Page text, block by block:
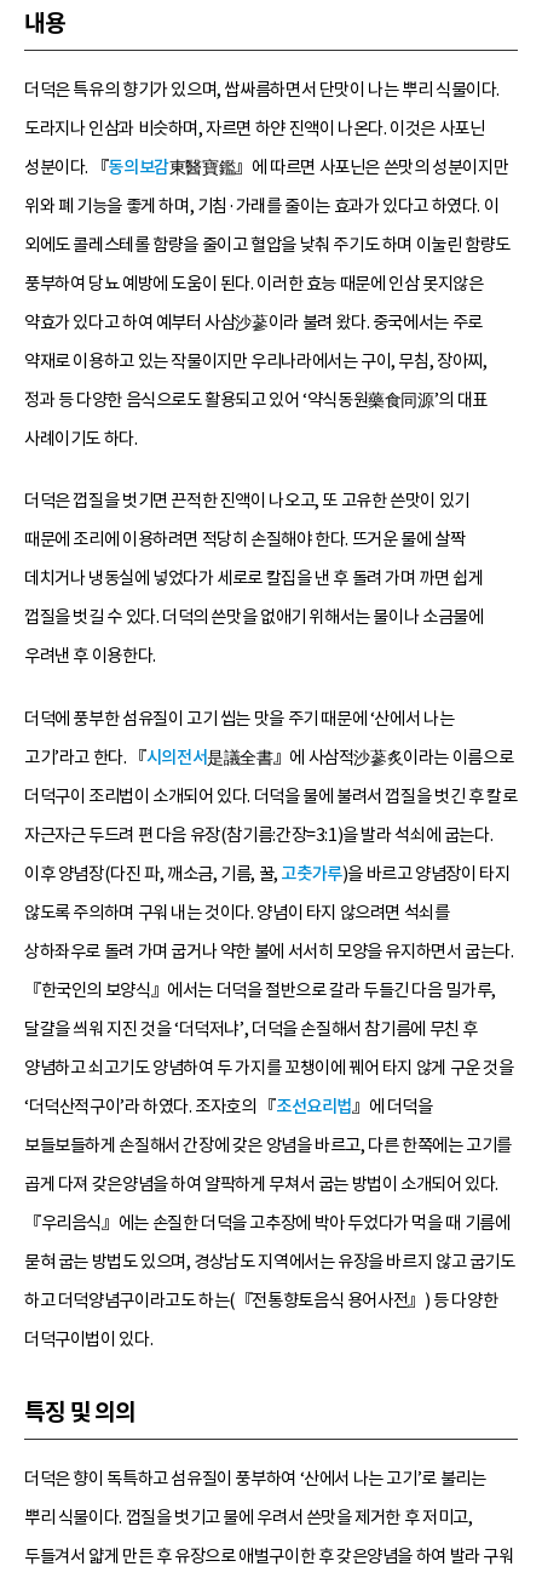
내용
더덕은 특유의 향기가 있으며, 쌉싸름하면서 단맛이 나는 뿌리 식물이다.
도라지나 인삼과 비슷하며, 자르면 하얀 진액이 나온다. 이것은 사포닌
성분이다. 『동의보감東醫寶鑑』에 따르면 사포닌은 쓴맛의 성분이지만
위와 폐 기능을 좋게 하며, 기침·가래를 줄이는 효과가 있다고 하였다. 이
외에도 콜레스테롤 함량을 줄이고 혈압을 낮춰 주기도 하며 이눌린 함량도
풍부하여 당뇨 예방에 도움이 된다. 이러한 효능 때문에 인삼 못지않은
약효가 있다고 하여 예부터 사삼沙蔘이라 불려 왔다. 중국에서는 주로
약재로 이용하고 있는 작물이지만 우리나라에서는 구이, 무침, 장아찌,
정과 등 다양한 음식으로도 활용되고 있어 ‘약식동원藥食同源’의 대표
사례이기도 하다.
더덕은 껍질을 벗기면 끈적한 진액이 나오고, 또 고유한 쓴맛이 있기
때문에 조리에 이용하려면 적당히 손질해야 한다. 뜨거운 물에 살짝
데치거나 냉동실에 넣었다가 세로로 칼집을 낸 후 돌려 가며 까면 쉽게
껍질을 벗길 수 있다. 더덕의 쓴맛을 없애기 위해서는 물이나 소금물에
우려낸 후 이용한다.
더덕에 풍부한 섬유질이 고기 씹는 맛을 주기 때문에 ‘산에서 나는
고기’라고 한다. 『시의전서是議全書』에 사삼적沙蔘炙이라는 이름으로
더덕구이 조리법이 소개되어 있다. 더덕을 물에 불려서 껍질을 벗긴 후 칼로
자근자근 두드려 편 다음 유장(참기름:간장=3:1)을 발라 석쇠에 굽는다.
이후 양념장(다진 파, 깨소금, 기름, 꿀, 고춧가루)을 바르고 양념장이 타지
않도록 주의하며 구워 내는 것이다. 양념이 타지 않으려면 석쇠를
상하좌우로 돌려 가며 굽거나 약한 불에 서서히 모양을 유지하면서 굽는다.
『한국인의 보양식』에서는 더덕을 절반으로 갈라 두들긴 다음 밀가루,
달걀을 씌워 지진 것을 ‘더덕저냐’, 더덕을 손질해서 참기름에 무친 후
양념하고 쇠고기도 양념하여 두 가지를 꼬챙이에 꿰어 타지 않게 구운 것을
‘더덕산적구이’라 하였다. 조자호의 『조선요리법』에 더덕을
보들보들하게 손질해서 간장에 갖은 앙념을 바르고, 다른 한쪽에는 고기를
곱게 다져 갖은양념을 하여 얄팍하게 무쳐서 굽는 방법이 소개되어 있다.
『우리음식』에는 손질한 더덕을 고추장에 박아 두었다가 먹을 때 기름에
묻혀 굽는 방법도 있으며, 경상남도 지역에서는 유장을 바르지 않고 굽기도
하고 더덕양념구이라고도 하는(『전통향토음식 용어사전』) 등 다양한
더덕구이법이 있다.
특징 및 의의
더덕은 향이 독특하고 섬유질이 풍부하여 ‘산에서 나는 고기’로 불리는
뿌리 식물이다. 껍질을 벗기고 물에 우려서 쓴맛을 제거한 후 저미고,
두들겨서 얇게 만든 후 유장으로 애벌구이한 후 갖은양념을 하여 발라 구워